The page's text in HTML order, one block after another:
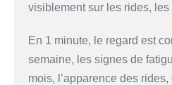
visiblement sur les rides,
En 1 minute, le regard est
semaine, les signes de
mois, l’apparence des